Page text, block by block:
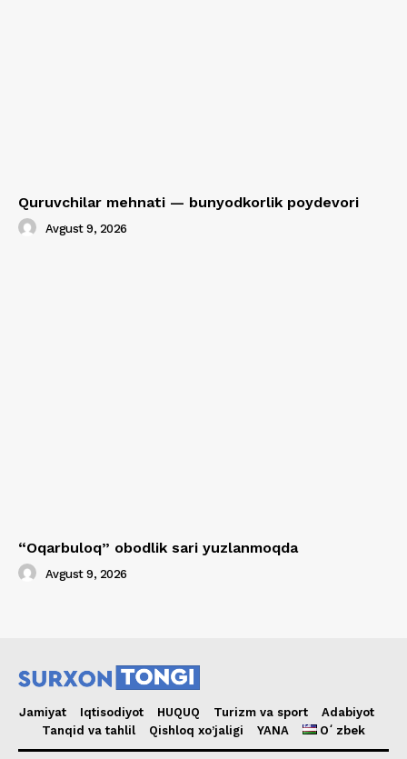
Quruvchilar mehnati — bunyodkorlik poydevori
Avgust 9, 2026
“Oqarbuloq” obodlik sari yuzlanmoqda
Avgust 9, 2026
Jamiyat Iqtisodiyot HUQUQ Turizm va sport
Adabiyot
Tanqid va tahlil
Qishloq xo’jaligi YANA Oʻzbek